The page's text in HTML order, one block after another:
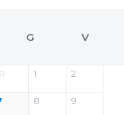
G V
1 2
8 9